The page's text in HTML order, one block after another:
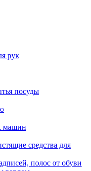
рук
посуды
машин
средства для
полос от обуви